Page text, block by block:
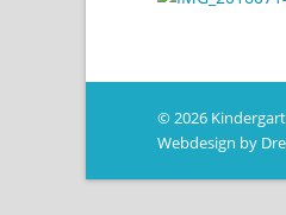
© 2026
Webdesign by